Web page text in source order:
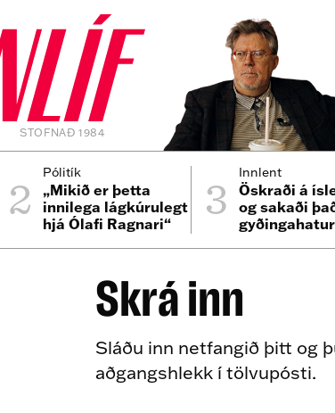
STOFNAÐ 1984
2 Pólitík
„Mikið er þetta
innilega lágkúrulegt
hjá Ólafi Ragnari“
3 Innlent
Öskraði á
og sakaði
gyðingahatur
Skrá inn
Sláðu inn netfangið þitt og
aðgangshlekk í tölvupósti.